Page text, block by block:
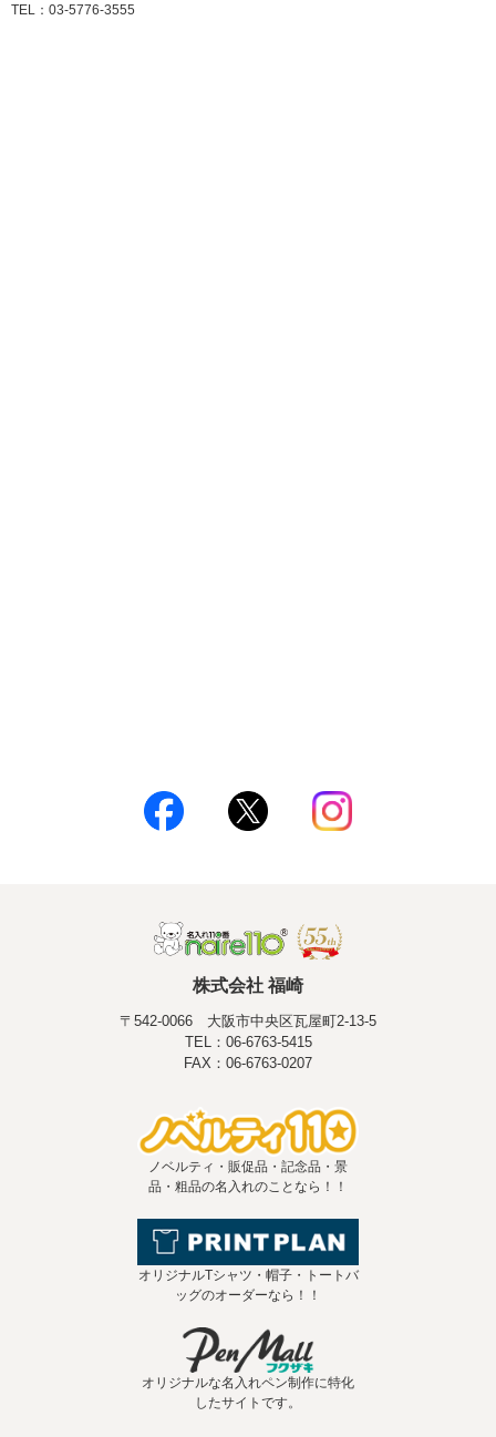
TEL：03-5776-3555
株式会社 福崎
〒542-0066 大阪市中央区瓦屋町2-13-5
TEL：06-6763-5415
FAX：06-6763-0207
ノベルティ・販促品・記念品・景
品・粗品の名入れのことなら！！
オリジナルTシャツ・帽子・トートバ
ッグのオーダーなら！！
オリジナルな名入れペン制作に特化
したサイトです。